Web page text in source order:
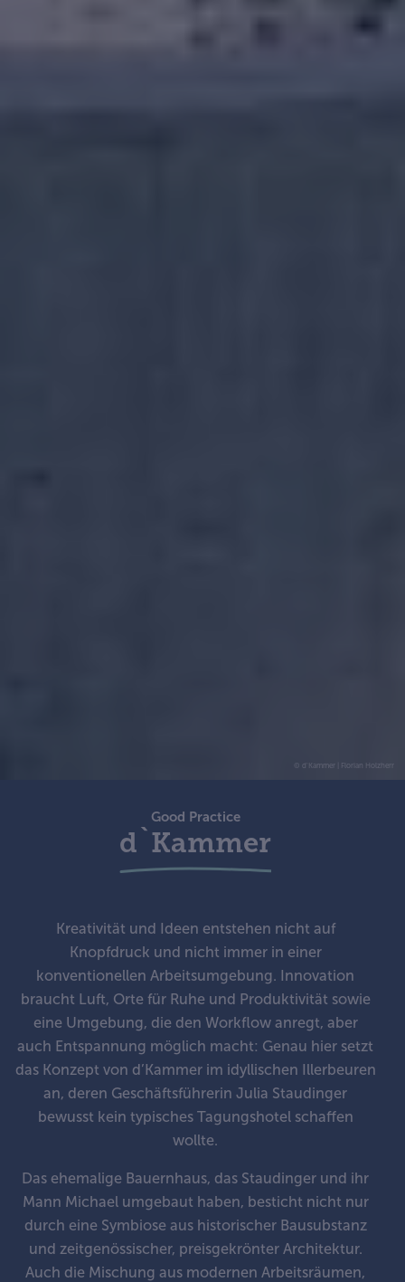
© d'Kammer | Florian Holzherr
Good Practice
d`Kammer
Kreativität und Ideen entstehen nicht auf
Knopfdruck und nicht immer in einer
konventionellen Arbeitsumgebung. Innovation
braucht Luft, Orte für Ruhe und Produktivität sowie
eine Umgebung, die den Workflow anregt, aber
auch Entspannung möglich macht: Genau hier setzt
das Konzept von d’Kammer im idyllischen Illerbeuren
an, deren Geschäftsführerin Julia Staudinger
bewusst kein typisches Tagungshotel schaffen
wollte.
Das ehemalige Bauernhaus, das Staudinger und ihr
Mann Michael umgebaut haben, besticht nicht nur
durch eine Symbiose aus historischer Bausubstanz
und zeitgenössischer, preisgekrönter Architektur.
Auch die Mischung aus modernen Arbeitsräumen,